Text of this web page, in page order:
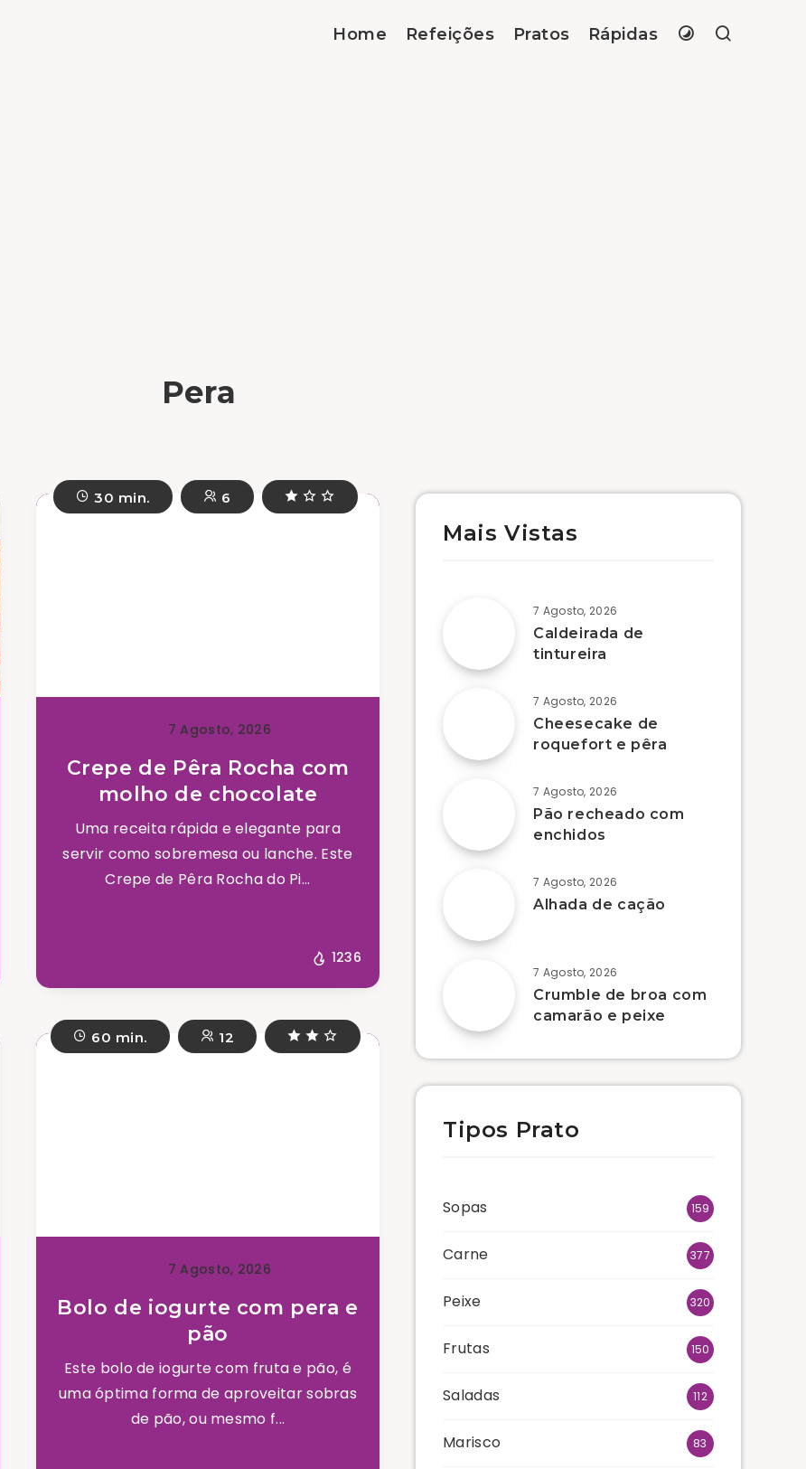
Home Refeições Pratos Rápidas
Pera
30 min. 6
7 Agosto, 2026
Crepe de Pêra Rocha com
molho de chocolate
Uma receita rápida e elegante para
servir como sobremesa ou lanche. Este
Crepe de Pêra Rocha do Pi...
1236
60 min. 12
7 Agosto, 2026
Bolo de iogurte com pera e
pão
Este bolo de iogurte com fruta e pão, é
uma óptima forma de aproveitar sobras
de pão, ou mesmo f...
Mais Vistas
7 Agosto, 2026
Caldeirada de
tintureira
7 Agosto, 2026
Cheesecake de
roquefort e pêra
7 Agosto, 2026
Pão recheado com
enchidos
7 Agosto, 2026
Alhada de cação
7 Agosto, 2026
Crumble de broa com
camarão e peixe
Tipos Prato
Sopas 159
Carne 377
Peixe 320
Frutas 150
Saladas 112
Marisco 83